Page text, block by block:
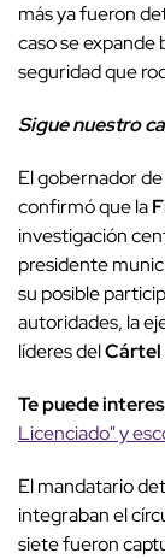
más ya fueron
caso se expande
seguridad que
Sigue nuestro
El gobernador
confirmó que la
investigación
presidente
su posible
autoridades, la
líderes delCártel
Te puede
Licenciado" y
El mandatario
integraban el
siete fueron